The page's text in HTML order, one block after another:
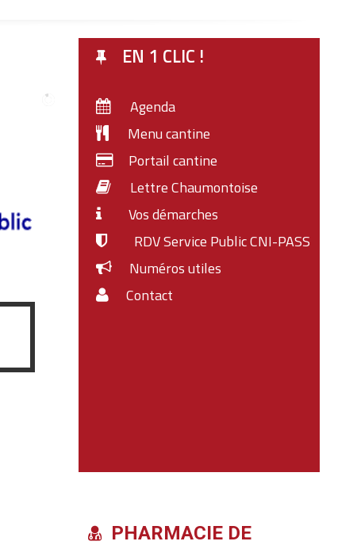
EN 1 CLIC !
Agenda
Menu cantine
Portail cantine
Lettre Chaumontoise
Vos démarches
RDV Service Public CNI-PASS
Numéros utiles
Contact
PHARMACIE DE